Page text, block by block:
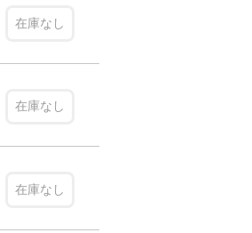
在庫なし
在庫なし
在庫なし